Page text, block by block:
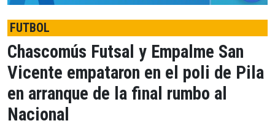
FUTBOL
Chascomús Futsal y Empalme San
Vicente empataron en el poli de Pila
en arranque de la final rumbo al
Nacional